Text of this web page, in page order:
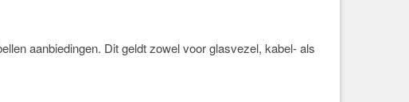
aanbiedingen. Dit geldt zowel voor glasvezel, kabel- als